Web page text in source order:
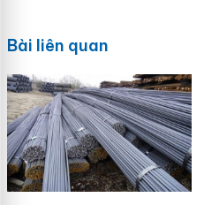
Bài liên quan